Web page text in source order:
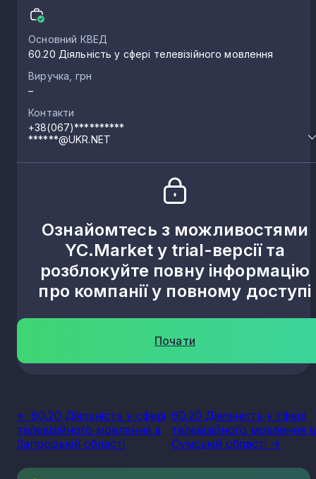
Основний КВЕД
60.20 Діяльність у сфері телевізійного мовлення
Виручка, грн
–
Контакти
+38(067)**********
******@UKR.NET
Ознайомтесь з можливостями
YC.Market у trial-версії та
розблокуйте повну інформацію
про компанії у повному доступі
Почати
<- 60.20 Діяльність у сфері
телевізійного мовлення в
Запорізькій області
60.20 Діяльність у сфері
телевізійного мовлення в
Сумській області ->